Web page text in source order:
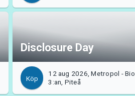
Disclosure Day
Köp
12 aug 2026, Metropol - Bio
3:an, Piteå